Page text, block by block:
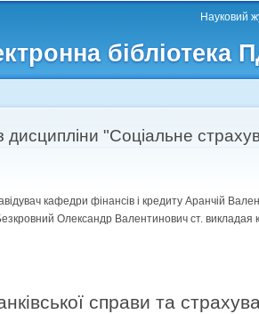
бібліотека
Науковий
дисципліни "Соціальне
кафедри фінансів і кредиту Аранчій
Олександр Валентинович ст. викладая
справи та